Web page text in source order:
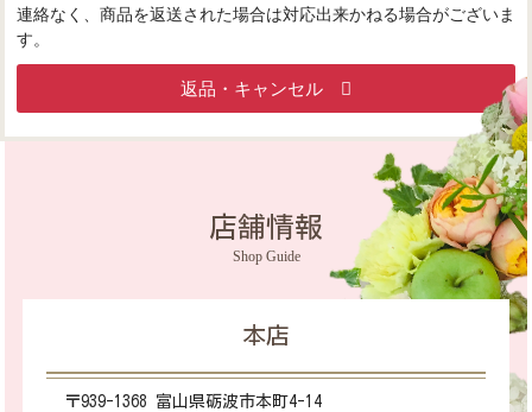
連絡なく、商品を返送された場合は対応出来かねる場合がございま
す。
返品・キャンセル
店舗情報
Shop Guide
本店
〒939-1368 富山県砺波市本町4-14